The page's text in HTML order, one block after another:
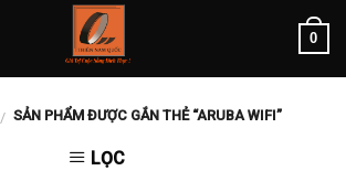
0
/ SẢN PHẨM ĐƯỢC GẮN THẺ “ARUBA WIFI”
LỌC